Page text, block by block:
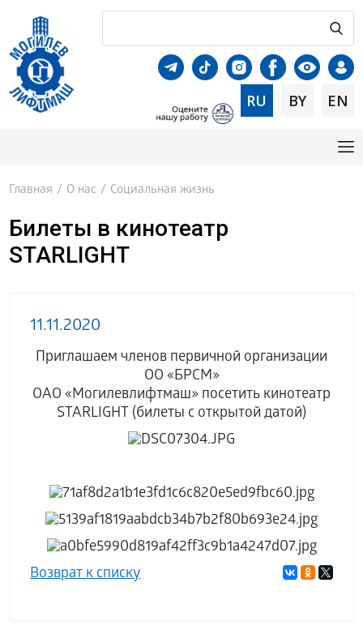
RU BY EN
Главная / О нас / Социальная жизнь
Билеты в кинотеатр
STARLIGHT
11.11.2020
Приглашаем членов первичной организации
ОО «БРСМ»
ОАО «Могилевлифтмаш» посетить кинотеатр
STARLIGHT (билеты с открытой датой)
Возврат к списку